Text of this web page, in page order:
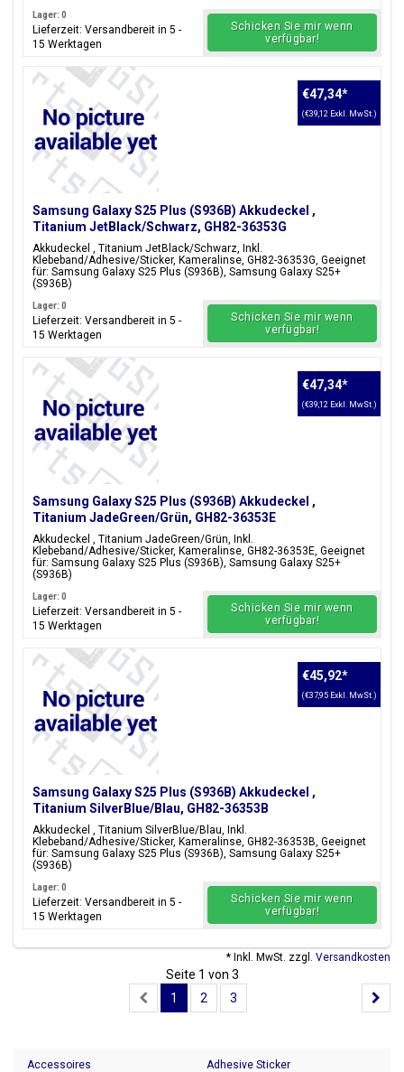
Lager: 0
Lieferzeit: Versandbereit in 5 -
15 Werktagen
Schicken Sie mir wenn
verfügbar!
Samsung Galaxy S25 Plus (S936B) Akkudeckel ,
Titanium JetBlack/Schwarz, GH82-36353G
Akkudeckel , Titanium JetBlack/Schwarz, Inkl.
Klebeband/Adhesive/Sticker, Kameralinse, GH82-36353G, Geeignet
für: Samsung Galaxy S25 Plus (S936B), Samsung Galaxy S25+
(S936B)
€47,34*
(€39,12 Exkl. MwSt.)
Lager: 0
Lieferzeit: Versandbereit in 5 -
15 Werktagen
Schicken Sie mir wenn
verfügbar!
Samsung Galaxy S25 Plus (S936B) Akkudeckel ,
Titanium JadeGreen/Grün, GH82-36353E
Akkudeckel , Titanium JadeGreen/Grün, Inkl.
Klebeband/Adhesive/Sticker, Kameralinse, GH82-36353E, Geeignet
für: Samsung Galaxy S25 Plus (S936B), Samsung Galaxy S25+
(S936B)
€47,34*
(€39,12 Exkl. MwSt.)
Lager: 0
Lieferzeit: Versandbereit in 5 -
15 Werktagen
Schicken Sie mir wenn
verfügbar!
Samsung Galaxy S25 Plus (S936B) Akkudeckel ,
Titanium SilverBlue/Blau, GH82-36353B
Akkudeckel , Titanium SilverBlue/Blau, Inkl.
Klebeband/Adhesive/Sticker, Kameralinse, GH82-36353B, Geeignet
für: Samsung Galaxy S25 Plus (S936B), Samsung Galaxy S25+
(S936B)
€45,92*
(€37,95 Exkl. MwSt.)
Lager: 0
Lieferzeit: Versandbereit in 5 -
15 Werktagen
Schicken Sie mir wenn
verfügbar!
* Inkl. MwSt. zzgl. Versandkosten
Seite 1 von 3
1
2 3
Accessoires
Adhesive Sticker